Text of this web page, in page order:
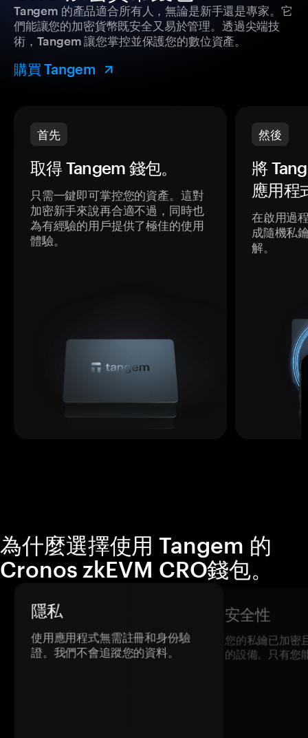
Tangem 的產品適合所有人，無論是新手還是專家。它
們能讓您的加密貨幣既安全又易於管理。透過尖端技
術，Tangem 讓您掌控並保護您的數位資產。
購買 Tangem
首先
取得 Tangem 錢包。
只需一鍵即可掌控您的資產。這對
加密新手來說再合適不過，同時也
為有經驗的用戶提供了極佳的使用
體驗。
然後
將
應用程
在啟用過
成隨機私
解。
為什麼選擇使用 Tangem 的
Cronos zkEVM CRO錢包。
隱私
使用應用程式無需註冊和身份驗
證。我們不會追蹤您的資料。
安全性
您的私鑰已加密
的設備。只有您